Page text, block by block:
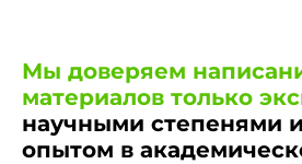
Мы доверяем
материалов только
научными степенями
опытом в